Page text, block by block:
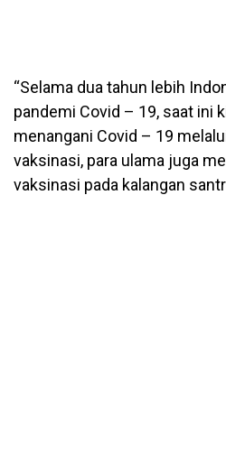
“Selama dua tahun lebih
pandemi Covid – 19, saat ini
menangani Covid – 19
vaksinasi, para ulama juga
vaksinasi pada kalangan